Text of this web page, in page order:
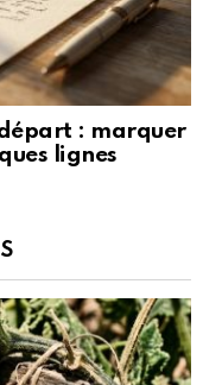
: marquer
lignes